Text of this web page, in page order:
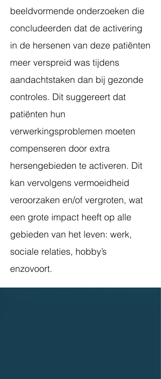
beeldvormende onderzoeken die
concludeerden dat de activering
in de hersenen van deze patiënten
meer verspreid was tijdens
aandachtstaken dan bij gezonde
controles. Dit suggereert dat
patiënten hun
verwerkingsproblemen moeten
compenseren door extra
hersengebieden te activeren. Dit
kan vervolgens vermoeidheid
veroorzaken en/of vergroten, wat
een grote impact heeft op alle
gebieden van het leven: werk,
sociale relaties, hobby’s
enzovoort.